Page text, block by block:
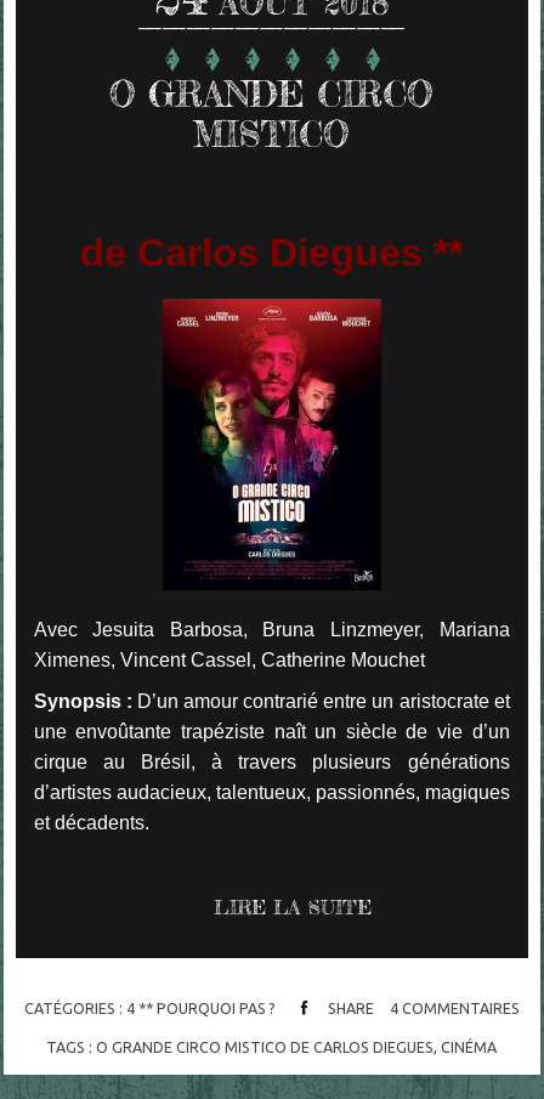
O GRANDE CIRCO
MISTICO
de Carlos Diegues **
Avec Jesuita Barbosa, Bruna Linzmeyer, Mariana
Ximenes, Vincent Cassel, Catherine Mouchet
Synopsis : D’un amour contrarié entre un aristocrate et
une envoûtante trapéziste naît un siècle de vie d’un
cirque au Brésil, à travers plusieurs générations
d’artistes audacieux, talentueux, passionnés, magiques
et décadents.
LIRE LA SUITE
CATÉGORIES : 4 ** POURQUOI PAS ? SHARE 4 COMMENTAIRES
TAGS :O GRANDE CIRCO MISTICO DE CARLOS DIEGUES,CINÉMA